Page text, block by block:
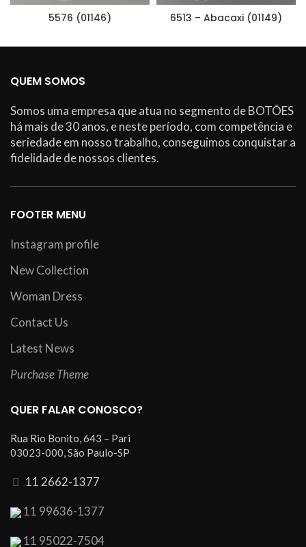
5576 (01146) 6513 – Abacaxi (01149)
QUEM SOMOS
Somos uma empresa que atua no segmento de BOTÕES
há mais de 30 anos, e neste período, com competência e
seriedade em nosso trabalho, conseguimos conquistar a
fidelidade de nossos clientes.
FOOTER MENU
Instagram profile
New Collection
Woman Dress
Contact Us
Latest News
Purchase Theme
QUER FALAR CONOSCO?
Rua Rio Bonito, 643 – Pari
03023-000, São Paulo-SP
11 2662-1377
11 99636-1377
11 95022-7504